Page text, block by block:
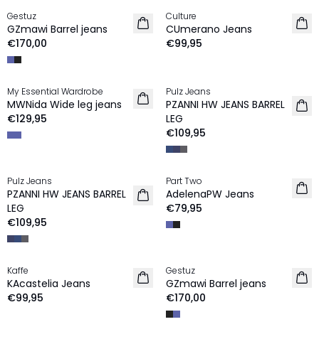
NEU
Gestuz
GZmawi Barrel jeans
€170,00
NEU
Culture
CUmerano Jeans
€99,95
NEU
My Essential Wardrobe
MWNida Wide leg jeans
€129,95
Pulz Jeans
PZANNI HW JEANS BARREL
LEG
€109,95
NEU
Pulz Jeans
PZANNI HW JEANS BARREL
LEG
€109,95
NEU
Part Two
AdelenaPW Jeans
€79,95
NEU
Kaffe
KAcastelia Jeans
€99,95
NEU
Gestuz
GZmawi Barrel jeans
€170,00